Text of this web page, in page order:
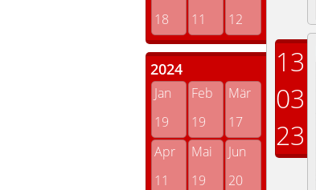
18
11 12
2024
Jan Feb
Mär
19
19
17
Apr
Mai
Jun
11
19
20
13
03
23